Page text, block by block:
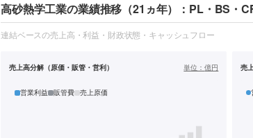
高砂熱学工業の業績推移（21ヵ年）：PL・BS・
連結ベースの売上高・利益・財政状態・キャッシュフロー
売上高分解（原価・販管・営利） 単位：億円
営業利益 販管費 売上原価
売